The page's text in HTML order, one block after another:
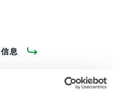
息